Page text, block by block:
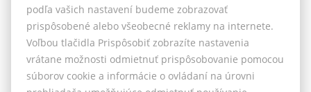
Vašinova 125/61, Nitra 949 01, E-mail: reality@maxfinreal.sk
Nastavenie cookies
Všeobecné podmienky sprostredkovania
podľa vašich nastavení budeme zobrazovať
prispôsobené alebo všeobecné reklamy na internete.
Voľbou tlačidla Prispôsobiť zobrazíte nastavenia
vrátane možnosti odmietnuť prispôsobovanie pomocou
súborov cookie a informácie o ovládaní na úrovni